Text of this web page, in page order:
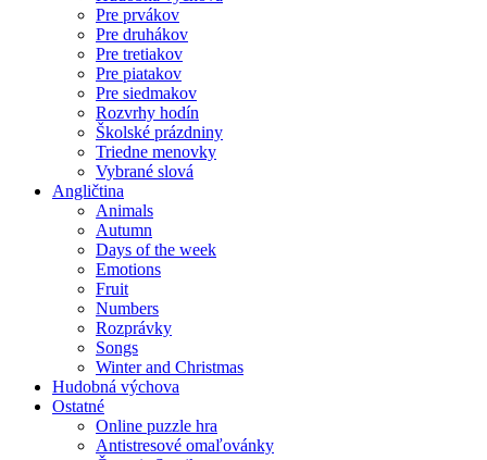
Pre prvákov
Pre druhákov
Pre tretiakov
Pre piatakov
Pre siedmakov
Rozvrhy hodín
Školské prázdniny
Triedne menovky
Vybrané slová
Angličtina
Animals
Autumn
Days of the week
Emotions
Fruit
Numbers
Rozprávky
Songs
Winter and Christmas
Hudobná výchova
Ostatné
Online puzzle hra
Antistresové omaľovánky